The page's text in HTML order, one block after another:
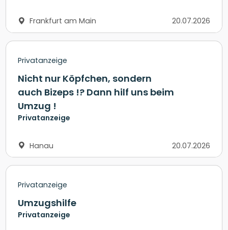
Frankfurt am Main 20.07.2026
Privatanzeige
Nicht nur Köpfchen, sondern
auch Bizeps !? Dann hilf uns beim
Umzug !
Privatanzeige
Hanau 20.07.2026
Privatanzeige
Umzugshilfe
Privatanzeige